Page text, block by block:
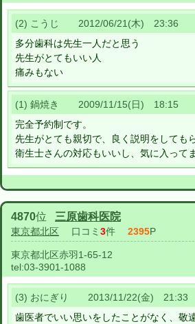
(2) こうじ 2012/06/21(木) 23:36
多分歯科は先生一人だと思う
先生がとてもいい人
痛みもない
(1) 鍋焼き 2009/11/15(日) 18:15
完全予約制です。
先生がとても親切で、良く説明をしても
衛生士さんの対応もいいし、気に入ってま
4870位 三原歯科医院
東京都北区 口コミ 3件 2395P
東京都北区赤羽1-65-12
tel:03-3901-1088
(3) おにぎり 2013/11/22(金) 21:33
歯医者でいい思いをしたことがなく、敬